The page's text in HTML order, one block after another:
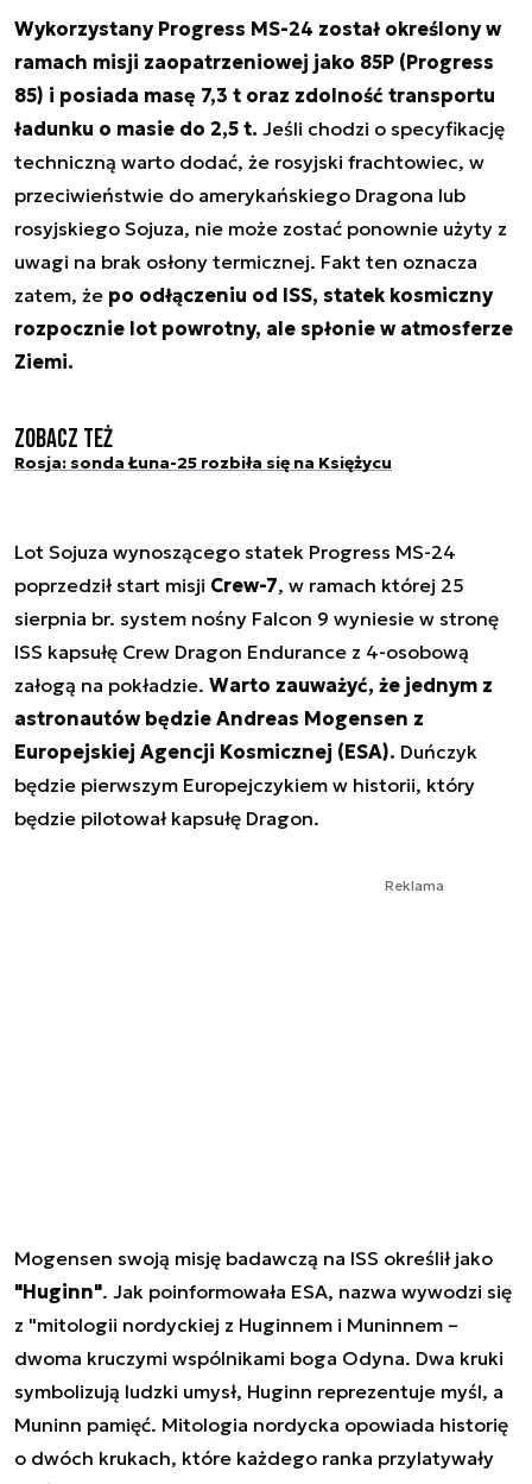
Wykorzystany Progress MS-24 został określony w
ramach misji zaopatrzeniowej jako 85P (Progress
85) i posiada masę 7,3 t oraz zdolność transportu
ładunku o masie do 2,5 t. Jeśli chodzi o specyfikację
techniczną warto dodać, że rosyjski frachtowiec, w
przeciwieństwie do amerykańskiego Dragona lub
rosyjskiego Sojuza, nie może zostać ponownie użyty z
uwagi na brak osłony termicznej. Fakt ten oznacza
zatem, że po odłączeniu od ISS, statek kosmiczny
rozpocznie lot powrotny, ale spłonie w atmosferze
Ziemi.
Zobacz też
Rosja: sonda Łuna-25 rozbiła się na Księżycu
Lot Sojuza wynoszącego statek Progress MS-24
poprzedził start misji Crew-7, w ramach której 25
sierpnia br. system nośny Falcon 9 wyniesie w stronę
ISS kapsułę Crew Dragon Endurance z 4-osobową
załogą na pokładzie. Warto zauważyć, że jednym z
astronautów będzie Andreas Mogensen z
Europejskiej Agencji Kosmicznej (ESA). Duńczyk
będzie pierwszym Europejczykiem w historii, który
będzie pilotował kapsułę Dragon.
Reklama
Mogensen swoją misję badawczą na ISS określił jako
"Huginn". Jak poinformowała ESA, nazwa wywodzi się
z "mitologii nordyckiej z Huginnem i Muninnem –
dwoma kruczymi wspólnikami boga Odyna. Dwa kruki
symbolizują ludzki umysł, Huginn reprezentuje myśl, a
Muninn pamięć. Mitologia nordycka opowiada historię
o dwóch krukach, które każdego ranka przylatywały